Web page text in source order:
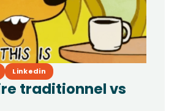
Linkedin
traditionnel vs